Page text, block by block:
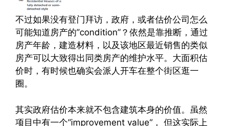
不过如果没有登门拜访，政府，或者估价公司怎么
可能知道房产的”condition”？依然是靠推断，通过
房产年龄，建造材料，以及该地区最近销售的类似
房产可以大致得出同类房产的维护水平。大面积估
价时，有时候也确实会派人开车在整个街区逛一
圈。
其实政府估价本来就不包含建筑本身的价值。虽然
项目中有一个“improvement value“， 但这实际上